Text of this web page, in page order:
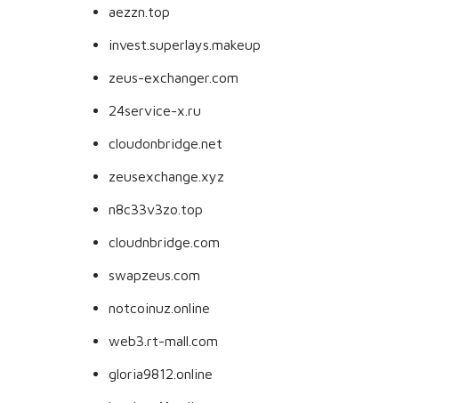
aezzn.top
invest.superlays.makeup
zeus-exchanger.com
24service-x.ru
cloudonbridge.net
zeusexchange.xyz
n8c33v3zo.top
cloudnbridge.com
swapzeus.com
notcoinuz.online
web3.rt-mall.com
gloria9812.online